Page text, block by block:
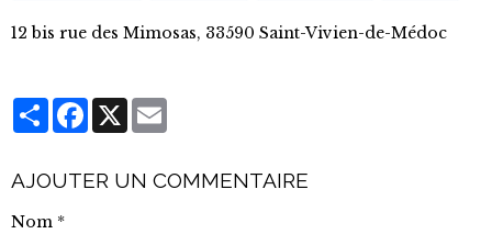
12 bis rue des Mimosas, 33590 Saint-Vivien-de-Médoc
PartagerFacebook
X
AJOUTER UN COMMENTAIRE
Nom